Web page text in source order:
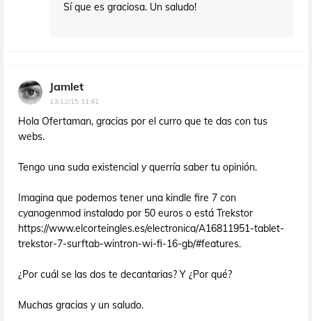
Sí que es graciosa. Un saludo!
Jamlet
13/12/15 11:41
Hola Ofertaman, gracias por el curro que te das con tus
webs.
Tengo una suda existencial y querría saber tu opinión.
Imagina que podemos tener una kindle fire 7 con
cyanogenmod instalado por 50 euros o está Trekstor
https://www.elcorteingles.es/electronica/A16811951-tablet-
trekstor-7-surftab-wintron-wi-fi-16-gb/#features.
¿Por cuál se las dos te decantarias? Y ¿Por qué?
Muchas gracias y un saludo.